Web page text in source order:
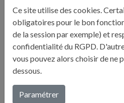
4
Sortez les biscuits du four
quinzaine de minutes
Ce site utilise des cookies.
obligatoires pour le bon
de la session par exemple) et
confidentialité du RGPD.
vous pouvez alors choisir de ne
dessous.
Paramétrer